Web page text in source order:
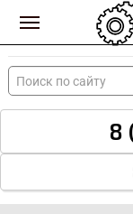
Вход для поставщиков
8